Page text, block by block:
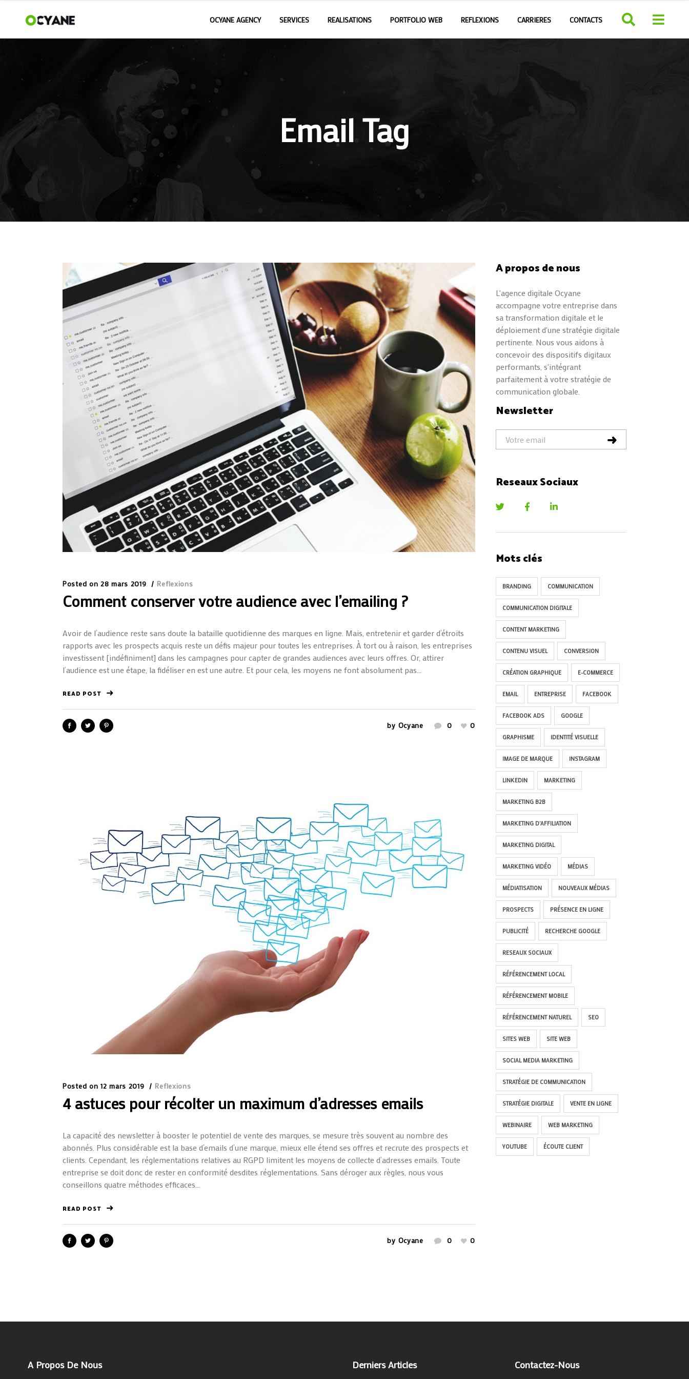
OCYANE AGENCY SERVICES REALISATIONS PORTFOLIO WEB REFLEXIONS CARRIERES CONTACTS
Email Tag
Posted on 28 mars 2019 Reflexions
Comment conserver votre audience avec l’emailing ?
Avoir de l’audience reste sans doute la bataille quotidienne des marques en ligne. Mais, entretenir et garder d’étroits
rapports avec les prospects acquis reste un défis majeur pour toutes les entreprises. À tort ou à raison, les entreprises
investissent [indéfiniment] dans les campagnes pour capter de grandes audiences avec leurs offres. Or, attirer
l’audience est une étape, la fidéliser en est une autre. Et pour cela, les moyens ne font absolument pas...
READ POST
by Ocyane 0 0
Posted on 12 mars 2019 Reflexions
4 astuces pour récolter un maximum d’adresses emails
La capacité des newsletter à booster le potentiel de vente des marques, se mesure très souvent au nombre des
abonnés. Plus considérable est la base d’emails d’une marque, mieux elle étend ses offres et recrute des prospects et
clients. Cependant, les réglementations relatives au RGPD limitent les moyens de collecte d’adresses emails. Toute
entreprise se doit donc de rester en conformité desdites réglementations. Sans déroger aux règles, nous vous
conseillons quatre méthodes efficaces...
READ POST
by Ocyane 0 0
A propos de nous
L'agence digitale Ocyane
accompagne votre entreprise dans
sa transformation digitale et le
déploiement d'une stratégie digitale
pertinente. Nous vous aidons à
concevoir des dispositifs digitaux
performants, s'intégrant
parfaitement à votre stratégie de
communication globale.
Newsletter
Reseaux Sociaux
Mots clés
BRANDING COMMUNICATION
COMMUNICATION DIGITALE
CONTENT MARKETING
CONTENU VISUEL CONVERSION
CRÉATION GRAPHIQUE E-COMMERCE
EMAIL ENTREPRISE FACEBOOK
FACEBOOK ADS GOOGLE
GRAPHISME IDENTITÉ VISUELLE
IMAGE DE MARQUE INSTAGRAM
LINKEDIN MARKETING
MARKETING B2B
MARKETING D'AFFILIATION
MARKETING DIGITAL
MARKETING VIDÉO MÉDIAS
MÉDIATISATION NOUVEAUX MÉDIAS
PROSPECTS PRÉSENCE EN LIGNE
PUBLICITÉ RECHERCHE GOOGLE
RESEAUX SOCIAUX
RÉFÉRENCEMENT LOCAL
RÉFÉRENCEMENT MOBILE
RÉFÉRENCEMENT NATUREL SEO
SITES WEB SITE WEB
SOCIAL MEDIA MARKETING
STRATÉGIE DE COMMUNICATION
STRATÉGIE DIGITALE VENTE EN LIGNE
WEBINAIRE WEB MARKETING
YOUTUBE ÉCOUTE CLIENT
A Propos De Nous Derniers Articles Contactez-Nous